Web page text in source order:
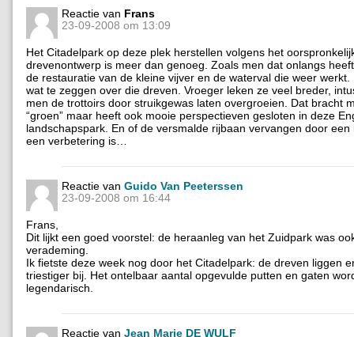
Reactie van Frans
23-09-2008 om 13:09
Het Citadelpark op deze plek herstellen volgens het
drevenontwerp is meer dan genoeg. Zoals men dat onlangs
de restauratie van de kleine vijver en de waterval die weer werkt.
wat te zeggen over die dreven. Vroeger leken ze veel breder,
men de trottoirs door struikgewas laten overgroeien. Dat bracht
“groen” maar heeft ook mooie perspectieven gesloten in deze
landschapspark. En of de versmalde rijbaan vervangen door een
een verbetering is…
Reactie van Guido Van Peeterssen
23-09-2008 om 16:44
Frans,
Dit lijkt een goed voorstel: de heraanleg van het Zuidpark was
verademing.
Ik fietste deze week nog door het Citadelpark: de dreven liggen
triestiger bij. Het ontelbaar aantal opgevulde putten en gaten
legendarisch.
Reactie van Jean Marie DE WULF